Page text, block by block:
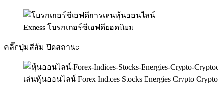
Exness โบรกเกอร์ซีเอฟดียอดนิยม
คลิ๊กปุ่มสีส้ม ปิดสถานะ
เล่นหุ้นออนไลน์ Forex Indices Stocks Energies Crypto